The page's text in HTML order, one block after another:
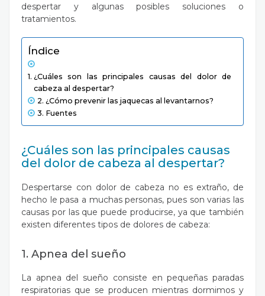
despertar y algunas posibles soluciones o
tratamientos.
Índice
¿Cuáles son las principales causas del dolor de
cabeza al despertar?
¿Cómo prevenir las jaquecas al levantarnos?
Fuentes
¿Cuáles son las principales causas
del dolor de cabeza al despertar?
Despertarse con dolor de cabeza no es extraño, de
hecho le pasa a muchas personas, pues son varias las
causas por las que puede producirse, ya que también
existen diferentes tipos de dolores de cabeza:
1. Apnea del sueño
La apnea del sueño consiste en pequeñas paradas
respiratorias que se producen mientras dormimos y